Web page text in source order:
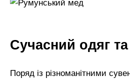
Сучасний одяг та
Поряд із різноманітними